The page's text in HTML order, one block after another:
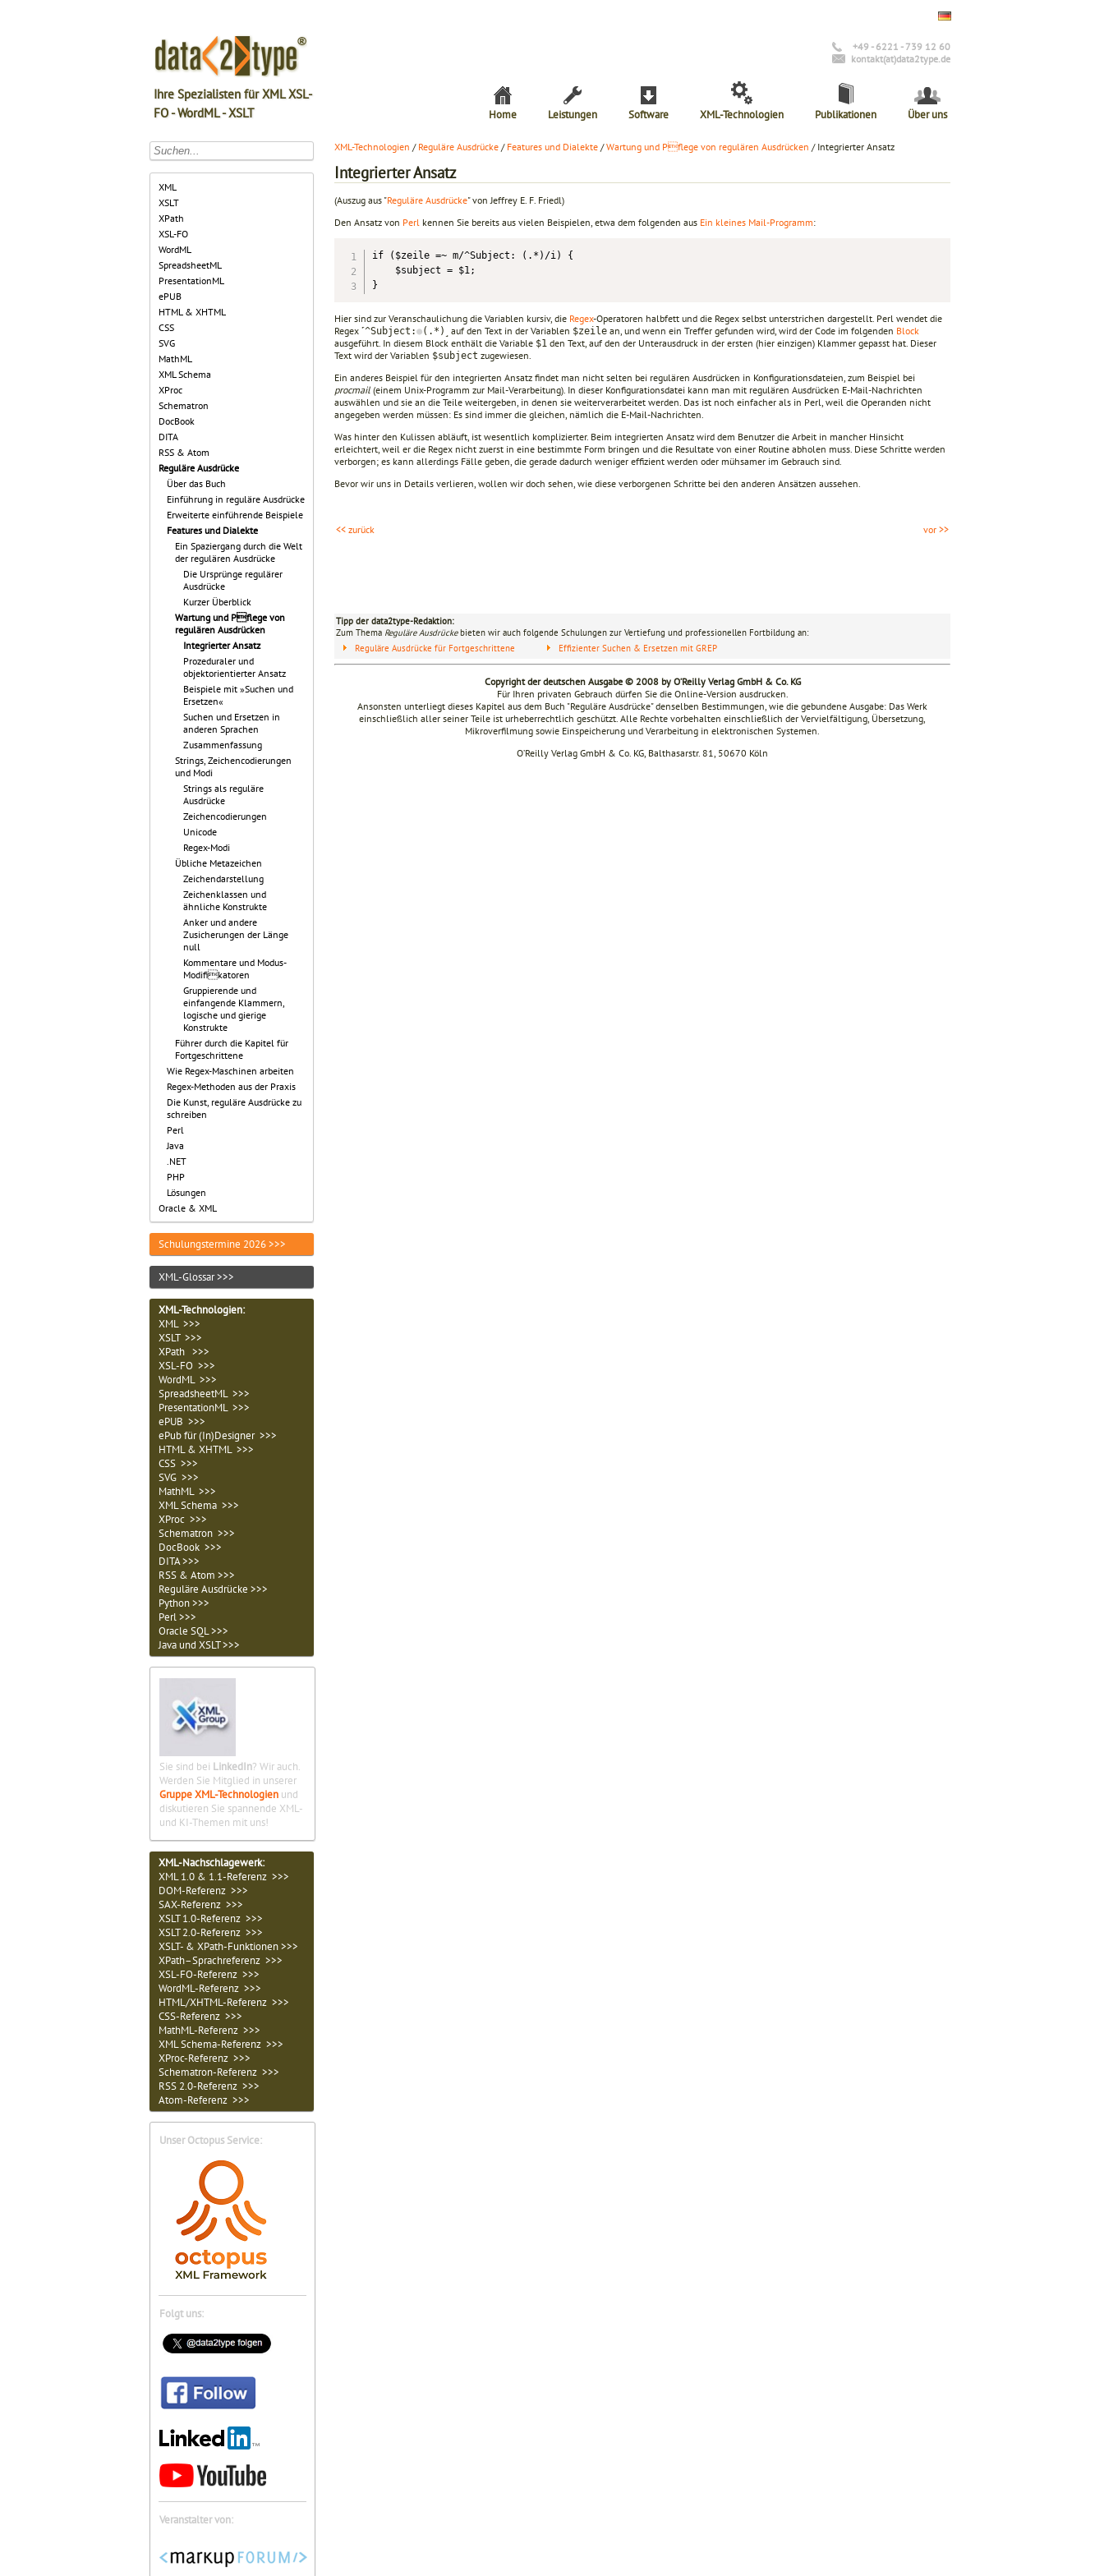
Ihre Spezialisten für XML XSL-
FO - WordML - XSLT
+49 - 6221 - 739 12 60
kontakt(at)data2type.de
Home Leistungen Software XML-Technologien Publikationen Über uns
XML
XSLT
XPath
XSL-FO
WordML
SpreadsheetML
PresentationML
ePUB
HTML & XHTML
CSS
SVG
MathML
XML Schema
XProc
Schematron
DocBook
DITA
RSS & Atom
Reguläre Ausdrücke
Über das Buch
Einführung in reguläre Ausdrücke
Erweiterte einführende Beispiele
Features und Dialekte
Ein Spaziergang durch die Welt
der regulären Ausdrücke
Die Ursprünge regulärer
Ausdrücke
Kurzer Überblick
Wartung und Pflege von
regulären Ausdrücken
Integrierter Ansatz
Prozeduraler und
objektorientierter Ansatz
Beispiele mit »Suchen und
Ersetzen«
Suchen und Ersetzen in
anderen Sprachen
Zusammenfassung
Strings, Zeichencodierungen
und Modi
Strings als reguläre
Ausdrücke
Zeichencodierungen
Unicode
Regex-Modi
Übliche Metazeichen
Zeichendarstellung
Zeichenklassen und
ähnliche Konstrukte
Anker und andere
Zusicherungen der Länge
null
Kommentare und Modus-
Modifikatoren
Gruppierende und
einfangende Klammern,
logische und gierige
Konstrukte
Führer durch die Kapitel für
Fortgeschrittene
Wie Regex-Maschinen arbeiten
Regex-Methoden aus der Praxis
Die Kunst, reguläre Ausdrücke zu
schreiben
Perl
Java
.NET
PHP
Lösungen
Oracle & XML
Schulungstermine 2026 >>>
XML-Glossar >>>
XML-Technologien:
XML >>>
XSLT >>>
XPath >>>
XSL-FO >>>
WordML >>>
SpreadsheetML >>>
PresentationML >>>
ePUB >>>
ePub für (In)Designer >>>
HTML & XHTML >>>
CSS >>>
SVG >>>
MathML >>>
XML Schema >>>
XProc >>>
Schematron >>>
DocBook >>>
DITA >>>
RSS & Atom >>>
Reguläre Ausdrücke >>>
Python >>>
Perl >>>
Oracle SQL >>>
Java und XSLT >>>
Sie sind bei LinkedIn? Wir auch.
Werden Sie Mitglied in unserer
Gruppe XML-Technologien und
diskutieren Sie spannende XML-
und KI-Themen mit uns!
XML-Nachschlagewerk:
XML 1.0 & 1.1-Referenz >>>
DOM-Referenz >>>
SAX-Referenz >>>
XSLT 1.0-Referenz >>>
XSLT 2.0-Referenz >>>
XSLT- & XPath-Funktionen >>>
XPath–Sprachreferenz >>>
XSL-FO-Referenz >>>
WordML-Referenz >>>
HTML/XHTML-Referenz >>>
CSS-Referenz >>>
MathML-Referenz >>>
XML Schema-Referenz >>>
XProc-Referenz >>>
Schematron-Referenz >>>
RSS 2.0-Referenz >>>
Atom-Referenz >>>
Unser Octopus Service:
Folgt uns:
Veranstalter von:
XML-Technologien / Reguläre Ausdrücke / Features und Dialekte /Wartung und Pflege von regulären Ausdrücken / Integrierter Ansatz
Integrierter Ansatz
(Auszug aus "Reguläre Ausdrücke" von Jeffrey E. F. Friedl)
Den Ansatz von Perl kennen Sie bereits aus vielen Beispielen, etwa dem folgenden aus Ein kleines Mail-Programm:
if ($zeile =~ m/^Subject: (.*)/i) {
    $subject = $1;
}
Hier sind zur Veranschaulichung die Variablen kursiv, die Regex-Operatoren halbfett und die Regex selbst unterstrichen dargestellt. Perl wendet die
Regex ˹^Subject:●(.*) ˼ auf den Text in der Variablen $zeile an, und wenn ein Treffer gefunden wird, wird der Code im folgenden Block
ausgeführt. In diesem Block enthält die Variable $1 den Text, auf den der Unterausdruck in der ersten (hier einzigen) Klammer gepasst hat. Dieser
Text wird der Variablen $subject zugewiesen.
Ein anderes Beispiel für den integrierten Ansatz findet man nicht selten bei regulären Ausdrücken in Konfigurationsdateien, zum Beispiel bei
procmail (einem Unix-Programm zur Mail-Verarbeitung). In dieser Konfigurationsdatei kann man mit regulären Ausdrücken E-Mail-Nachrichten
auswählen und sie an die Teile weitergeben, in denen sie weiterverarbeitet werden. Das ist noch einfacher als in Perl, weil die Operanden nicht
angegeben werden müssen: Es sind immer die gleichen, nämlich die E-Mail-Nachrichten.
Was hinter den Kulissen abläuft, ist wesentlich komplizierter. Beim integrierten Ansatz wird dem Benutzer die Arbeit in mancher Hinsicht
erleichtert, weil er die Regex nicht zuerst in eine bestimmte Form bringen und die Resultate von einer Routine abholen muss. Diese Schritte werden
verborgen; es kann allerdings Fälle geben, die gerade dadurch weniger effizient werden oder mühsamer im Gebrauch sind.
Bevor wir uns in Details verlieren, wollen wir doch sehen, wie diese verborgenen Schritte bei den anderen Ansätzen aussehen.
<< zurück vor >>
Tipp der data2type-Redaktion:
Zum Thema Reguläre Ausdrückebieten wir auch folgende Schulungen zur Vertiefung und professionellen Fortbildung an:
Reguläre Ausdrücke für Fortgeschrittene
Effizienter Suchen & Ersetzen mit GREP
Copyright der deutschen Ausgabe © 2008 by O’Reilly Verlag GmbH & Co. KG
Für Ihren privaten Gebrauch dürfen Sie die Online-Version ausdrucken.
Ansonsten unterliegt dieses Kapitel aus dem Buch "Reguläre Ausdrücke" denselben Bestimmungen, wie die gebundene Ausgabe: Das Werk
einschließlich aller seiner Teile ist urheberrechtlich geschützt. Alle Rechte vorbehalten einschließlich der Vervielfältigung, Übersetzung,
Mikroverfilmung sowie Einspeicherung und Verarbeitung in elektronischen Systemen.
O’Reilly Verlag GmbH & Co. KG, Balthasarstr. 81, 50670 Köln